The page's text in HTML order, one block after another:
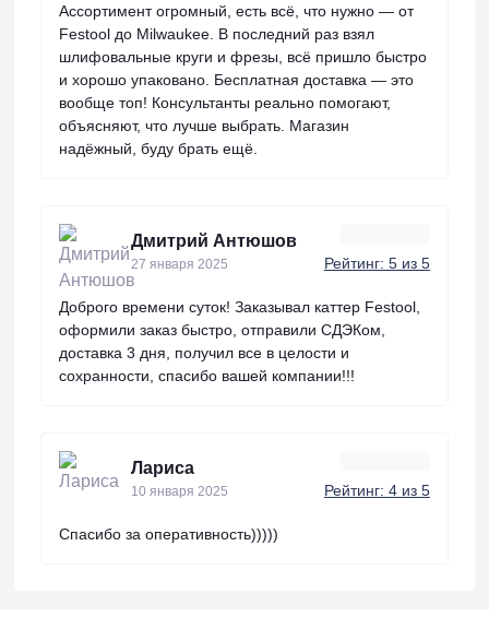
Ассортимент огромный, есть всё, что нужно — от
Festool до Milwaukee. В последний раз взял
шлифовальные круги и фрезы, всё пришло быстро
и хорошо упаковано. Бесплатная доставка — это
вообще топ! Консультанты реально помогают,
объясняют, что лучше выбрать. Магазин
надёжный, буду брать ещё.
Дмитрий Антюшов
27 января 2025 Рейтинг: 5 из 5
Доброго времени суток! Заказывал каттер Festool,
оформили заказ быстро, отправили СДЭКом,
доставка 3 дня, получил все в целости и
сохранности, спасибо вашей компании!!!
Лариса
10 января 2025 Рейтинг: 4 из 5
Спасибо за оперативность)))))